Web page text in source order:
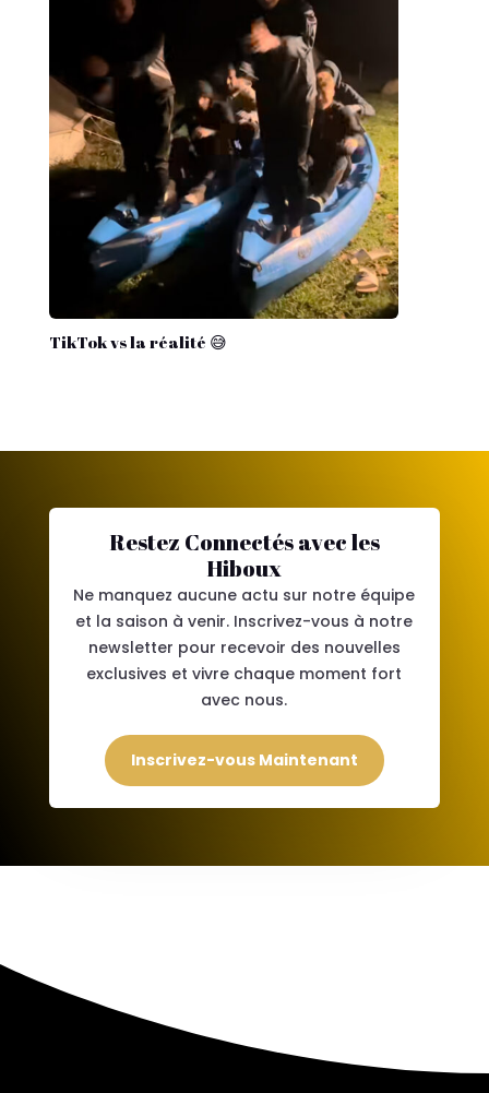
TikTok vs la réalité 😅
Restez Connectés avec les
Hiboux
Ne manquez aucune actu sur notre équipe
et la saison à venir. Inscrivez-vous à notre
newsletter pour recevoir des nouvelles
exclusives et vivre chaque moment fort
avec nous.
Inscrivez-vous Maintenant